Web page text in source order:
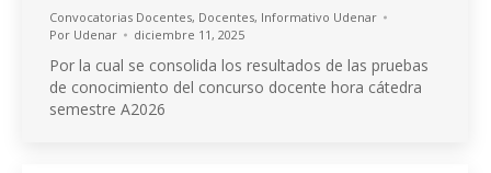
Convocatorias Docentes, Docentes, Informativo Udenar
Por Udenar diciembre 11, 2025
Por la cual se consolida los resultados de las pruebas
de conocimiento del concurso docente hora cátedra
semestre A2026